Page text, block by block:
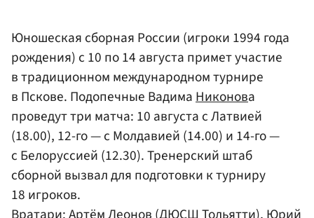
Юношеская сборная России (игроки 1994 года
рождения) с 10 по 14 августа примет участие
в традиционном международном турнире
в Пскове. Подопечные ВадимаНиконова
проведут три матча: 10 августа с Латвией
(18.00), 12-го — с Молдавией (14.00) и 14-го —
с Белоруссией (12.30). Тренерский штаб
сборной вызвал для подготовки к турниру
18 игроков.